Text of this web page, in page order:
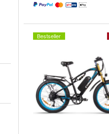
Bestseller